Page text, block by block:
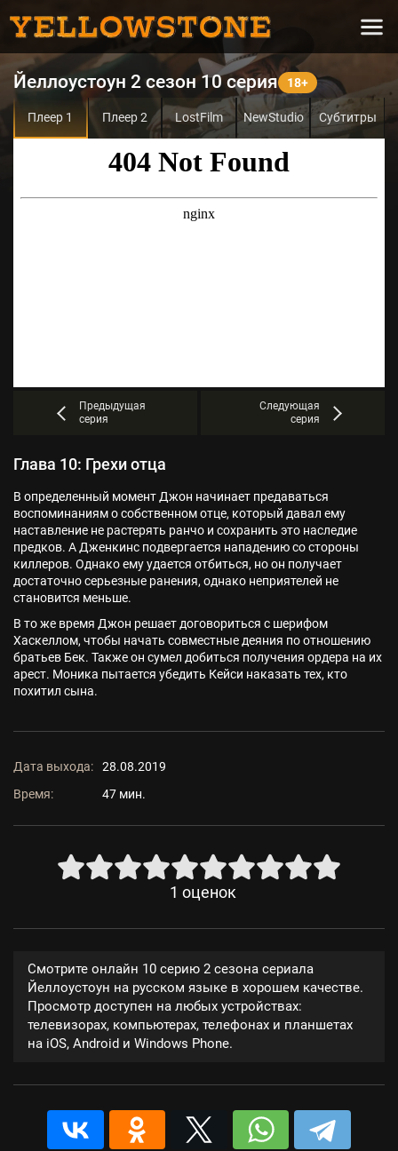
Йеллоустоун 2 сезон 10 серия
Плеер 1 Плеер 2 LostFilm NewStudio Субтитры
Предыдущая
серия
Следующая
серия
Глава 10: Грехи отца
В определенный момент Джон начинает предаваться
воспоминаниям о собственном отце, который давал ему
наставление не растерять ранчо и сохранить это наследие
предков. А Дженкинс подвергается нападению со стороны
киллеров. Однако ему удается отбиться, но он получает
достаточно серьезные ранения, однако неприятелей не
становится меньше.
В то же время Джон решает договориться с шерифом
Хаскеллом, чтобы начать совместные деяния по отношению
братьев Бек. Также он сумел добиться получения ордера на их
арест. Моника пытается убедить Кейси наказать тех, кто
похитил сына.
Дата выхода:
28.08.2019
Время:
47 мин.
1 оценок
Смотрите онлайн 10 серию 2 сезона сериала
Йеллоустоун на русском языке в хорошем качестве.
Просмотр доступен на любых устройствах:
телевизорах, компьютерах, телефонах и планшетах
на iOS, Android и Windows Phone.